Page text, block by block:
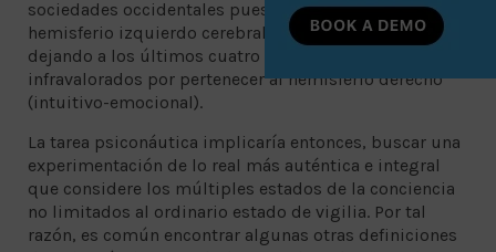
sociedades occidentales pues se localizan en el
hemisferio izquierdo cerebral (lógico-racional)
dejando a los últimos cuatro relegados e
infravalorados por pertenecer al hemisferio derecho
(intuitivo-emocional).
La tarea psiconáutica implicaría entonces, buscar una
experimentación de lo real más auténtica e integral
que considere los múltiples estados de la conciencia
no limitados al ordinario estado de vigilia. Por tal
razón, es común encontrar algunas otras definiciones